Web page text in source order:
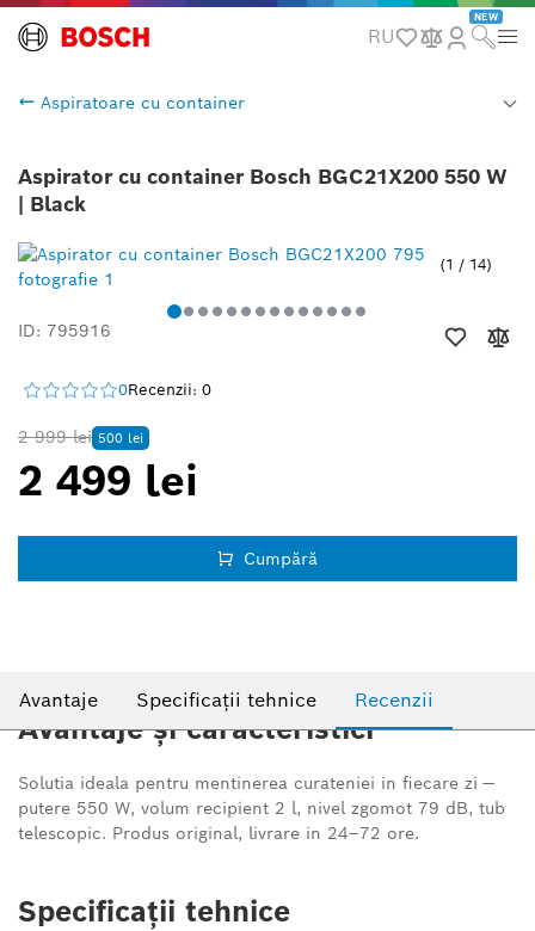
RU
NEW
Aspiratoare cu container
Aspirator cu container Bosch BGC21X200 550 W
| Black
1 / 14
ID: 795916
0Recenzii: 0
2 999 lei 500 lei
2 499 lei
Cumpără
Avantaje Specificații tehnice Recenzii
Avantaje și caracteristici
Solutia ideala pentru mentinerea curateniei in fiecare zi —
putere 550 W, volum recipient 2 l, nivel zgomot 79 dB, tub
telescopic. Produs original, livrare in 24–72 ore.
Specificații tehnice